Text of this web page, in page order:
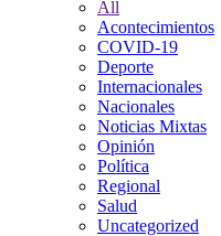
All
Acontecimientos
COVID-19
Deporte
Internacionales
Nacionales
Noticias Mixtas
Opinión
Política
Regional
Salud
Uncategorized